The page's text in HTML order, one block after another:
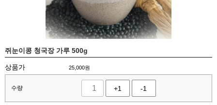
쥐눈이콩 청국장 가루 500g
상품가 25,000원
수량 +1 -1